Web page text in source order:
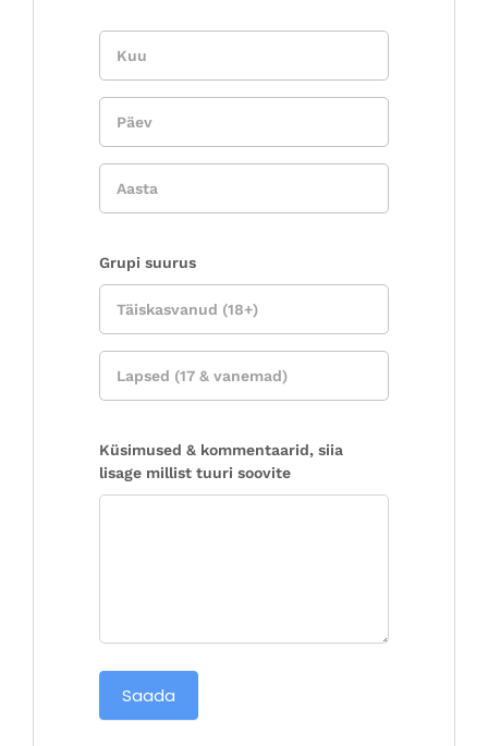
Grupi suurus
Küsimused & kommentaarid, siia
lisage millist tuuri soovite
Saada